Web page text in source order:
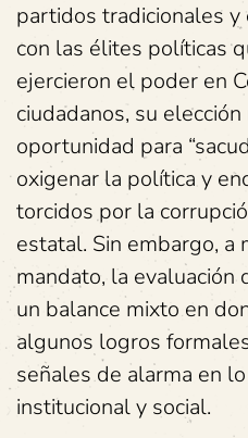
partidos tradicionales
con las élites políticas
ejercieron el poder en
ciudadanos, su
oportunidad para
oxigenar la política y
torcidos por la
estatal. Sin embargo,
mandato, la evaluación
un balance mixto en
algunos logros
señales de alarma en
institucional y social.